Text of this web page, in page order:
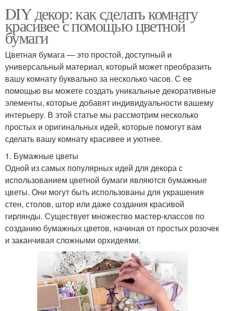
DIY декор: как сделать комнату
красивее с помощью цветной
бумаги
Цветная бумага — это простой, доступный и
универсальный материал, который может преобразить
вашу комнату буквально за несколько часов. С ее
помощью вы можете создать уникальные декоративные
элементы, которые добавят индивидуальности вашему
интерьеру. В этой статье мы рассмотрим несколько
простых и оригинальных идей, которые помогут вам
сделать вашу комнату красивее и уютнее.
1. Бумажные цветы
Одной из самых популярных идей для декора с
использованием цветной бумаги являются бумажные
цветы. Они могут быть использованы для украшения
стен, столов, штор или даже создания красивой
гирлянды. Существует множество мастер-классов по
созданию бумажных цветов, начиная от простых розочек
и заканчивая сложными орхидеями.